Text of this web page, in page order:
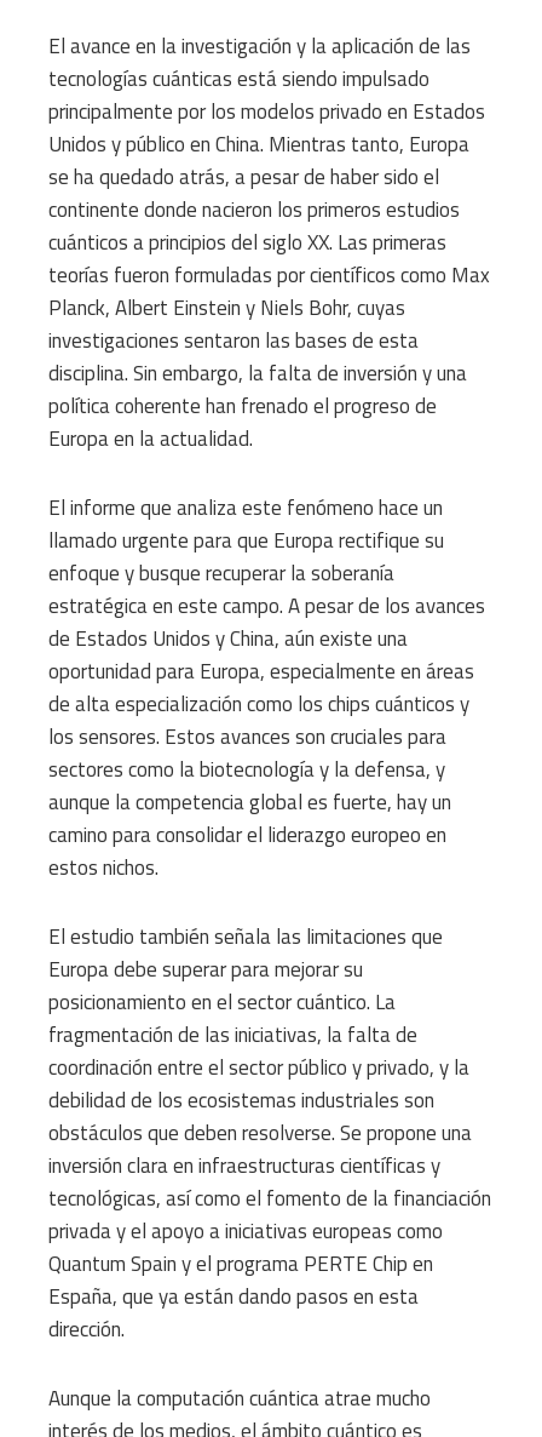
El avance en la investigación y la aplicación de las
tecnologías cuánticas está siendo impulsado
principalmente por los modelos privado en Estados
Unidos y público en China. Mientras tanto, Europa
se ha quedado atrás, a pesar de haber sido el
continente donde nacieron los primeros estudios
cuánticos a principios del siglo XX. Las primeras
teorías fueron formuladas por científicos como Max
Planck, Albert Einstein y Niels Bohr, cuyas
investigaciones sentaron las bases de esta
disciplina. Sin embargo, la falta de inversión y una
política coherente han frenado el progreso de
Europa en la actualidad.
El informe que analiza este fenómeno hace un
llamado urgente para que Europa rectifique su
enfoque y busque recuperar la soberanía
estratégica en este campo. A pesar de los avances
de Estados Unidos y China, aún existe una
oportunidad para Europa, especialmente en áreas
de alta especialización como los chips cuánticos y
los sensores. Estos avances son cruciales para
sectores como la biotecnología y la defensa, y
aunque la competencia global es fuerte, hay un
camino para consolidar el liderazgo europeo en
estos nichos.
El estudio también señala las limitaciones que
Europa debe superar para mejorar su
posicionamiento en el sector cuántico. La
fragmentación de las iniciativas, la falta de
coordinación entre el sector público y privado, y la
debilidad de los ecosistemas industriales son
obstáculos que deben resolverse. Se propone una
inversión clara en infraestructuras científicas y
tecnológicas, así como el fomento de la financiación
privada y el apoyo a iniciativas europeas como
Quantum Spain y el programa PERTE Chip en
España, que ya están dando pasos en esta
dirección.
Aunque la computación cuántica atrae mucho